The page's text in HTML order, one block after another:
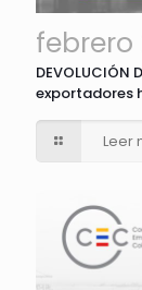
febrero
DEVOLUCIÓN
exportadores
Leer